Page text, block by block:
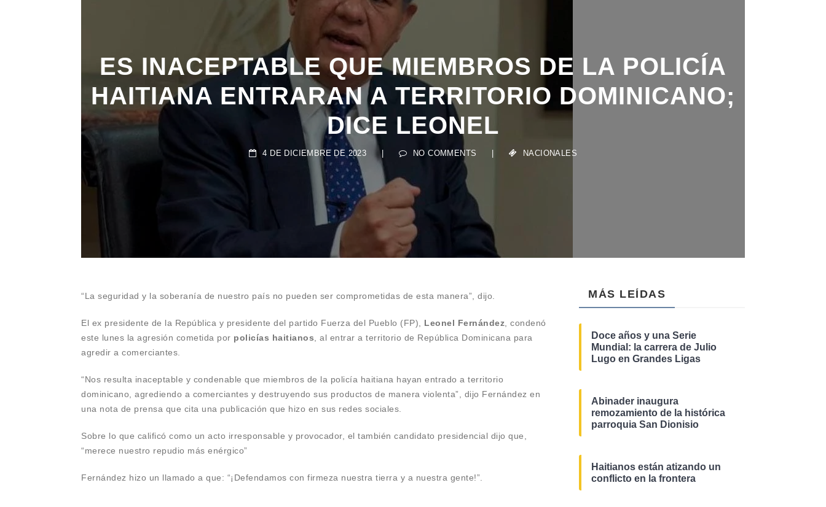
ES INACEPTABLE QUE MIEMBROS DE LA POLICÍA
HAITIANA ENTRARAN A TERRITORIO DOMINICANO;
DICE LEONEL
4 DE DICIEMBRE DE 2023 NO COMMENTS NACIONALES
“La seguridad y la soberanía de nuestro país no pueden ser comprometidas de esta manera”, dijo.
El ex presidente de la República y presidente del partido Fuerza del Pueblo (FP), Leonel Fernández , condenó
este lunes la agresión cometida por policías haitianos , al entrar a territorio de República Dominicana para
agredir a comerciantes.
“Nos resulta inaceptable y condenable que miembros de la policía haitiana hayan entrado a territorio
dominicano, agrediendo a comerciantes y destruyendo sus productos de manera violenta”, dijo Fernández en
una nota de prensa que cita una publicación que hizo en sus redes sociales.
Sobre lo que calificó como un acto irresponsable y provocador, el también candidato presidencial dijo que,
“merece nuestro repudio más enérgico”
Fernández hizo un llamado a que: “¡Defendamos con firmeza nuestra tierra y a nuestra gente!”.
MÁS LEÍDAS
Doce años y una Serie
Mundial: la carrera de Julio
Lugo en Grandes Ligas
Abinader inaugura
remozamiento de la histórica
parroquia San Dionisio
Haitianos están atizando un
conflicto en la frontera